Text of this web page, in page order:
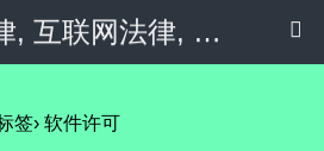
律师IT法律, 互联网法律, 隐私政策 & 社会化媒体
签› 软件许可